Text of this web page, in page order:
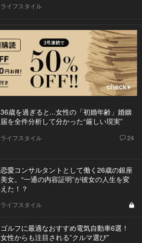
ライフスタイル
36歳を過ぎると...女性の「初婚年齢」婚姻
届を全件分析して分かった“厳しい現実”
ライフスタイル 24
恋愛コンサルタントとして働く26歳の銀座
美女。“一通の内容証明”が彼女の人生を変
えた！？
ライフスタイル
ゴルフに最適なおすすめ電気自動車6選！
女性からも注目される”クルマ選び”